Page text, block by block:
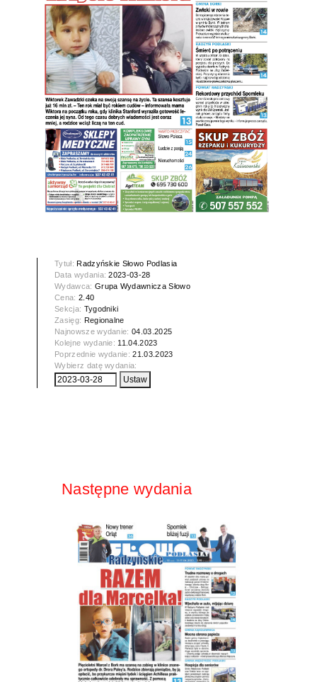
Tytuł:Radzyńskie Słowo Podlasia
Data wydania:2023-03-28
Wydawca: Grupa Wydawnicza Słowo
Cena: 2.40
Sekcja: Tygodniki
Zasięg: Regionalne
Najnowsze wydanie:04.03.2025
Kolejne wydanie: 11.04.2023
Poprzednie wydanie:21.03.2023
Wybierz datę wydania:
Następne wydania